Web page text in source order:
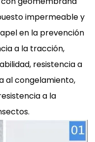
impermeable y
en la prevención
a la tracción,
resistencia a
al congelamiento,
a la